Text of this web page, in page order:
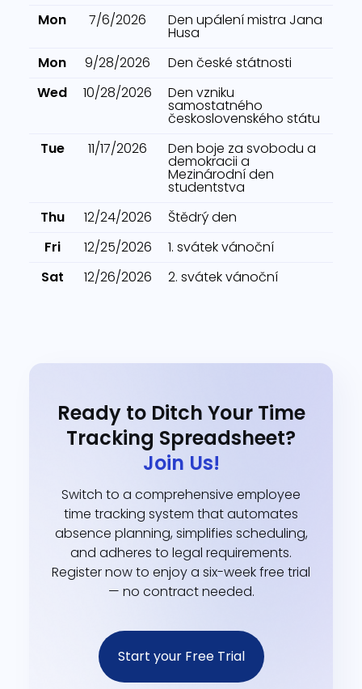
Mon
7/6/2026 Den upálení mistra Jana
Husa
Mon
9/28/2026
Den české státnosti
Wed
10/28/2026 Den vzniku
samostatného
československého státu
Tue
11/17/2026 Den boje za svobodu a
demokracii a
Mezinárodní den
studentstva
Thu
12/24/2026
Štědrý den
Fri
12/25/2026
1. svátek vánoční
Sat
12/26/2026 2. svátek vánoční
Ready to Ditch Your Time
Tracking Spreadsheet?
Join Us!
Switch to a comprehensive employee
time tracking system that automates
absence planning, simplifies scheduling,
and adheres to legal requirements.
Register now to enjoy a six-week free trial
— no contract needed.
Start your Free Trial